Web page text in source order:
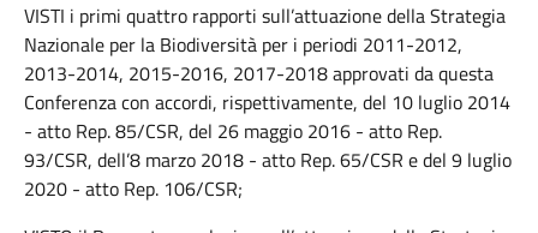
VISTI i primi quattro rapporti sull’attuazione della Strategia
Nazionale per la Biodiversità per i periodi 2011-2012,
2013-2014, 2015-2016, 2017-2018 approvati da questa
Conferenza con accordi, rispettivamente, del 10 luglio 2014
- atto Rep. 85/CSR, del 26 maggio 2016 - atto Rep.
93/CSR, dell’8 marzo 2018 - atto Rep. 65/CSR e del 9 luglio
2020 - atto Rep. 106/CSR;